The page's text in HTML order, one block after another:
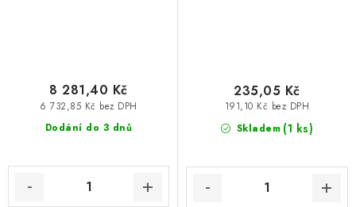
Dodání do 3 dnů
6 732,85 Kč bez DPH
8 281,40 Kč
Skladem (1 ks)
191,10 Kč bez DPH
235,05 Kč